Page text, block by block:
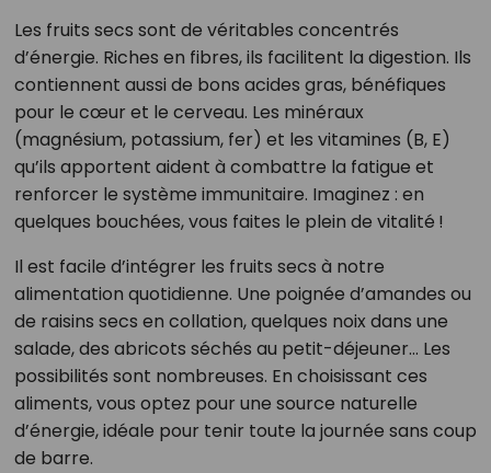
Les fruits secs sont de véritables concentrés
d’énergie. Riches en fibres, ils facilitent la digestion. Ils
contiennent aussi de bons acides gras, bénéfiques
pour le cœur et le cerveau. Les minéraux
(magnésium, potassium, fer) et les vitamines (B, E)
qu’ils apportent aident à combattre la fatigue et
renforcer le système immunitaire. Imaginez : en
quelques bouchées, vous faites le plein de vitalité !
Il est facile d’intégrer les fruits secs à notre
alimentation quotidienne. Une poignée d’amandes ou
de raisins secs en collation, quelques noix dans une
salade, des abricots séchés au petit-déjeuner… Les
possibilités sont nombreuses. En choisissant ces
aliments, vous optez pour une source naturelle
d’énergie, idéale pour tenir toute la journée sans coup
de barre.